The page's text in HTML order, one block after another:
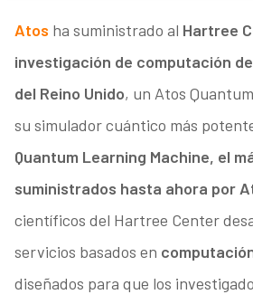
Atos ha suministrado al Hartree
investigación de computación
del Reino Unido, un Atos
su simulador cuántico más
Quantum Learning Machine, el
suministrados hasta ahora por
científicos del Hartree Center
servicios basados en
diseñados para que los